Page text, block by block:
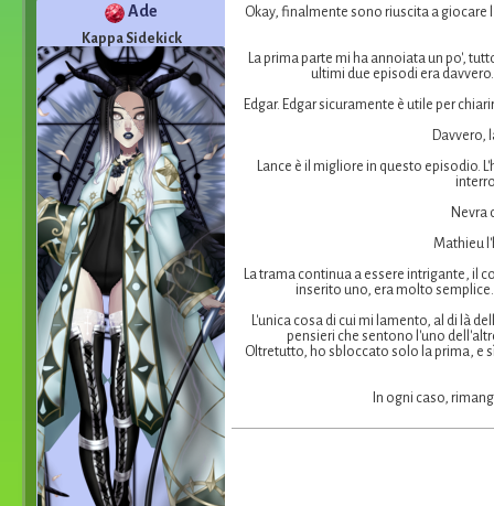
Ade
Kappa Sidekick
Okay, finalmente sono riuscita a
La prima parte mi ha annoiata un po',
ultimi due episodi era
Edgar. Edgar sicuramente è utile per
Davvero,
Lance è il migliore in questo
Nevra
Mathieu
La trama continua a essere intrigante, il
inserito uno, era molto
L'unica cosa di cui mi lamento, al di là
pensieri che sentono l'uno
Oltretutto, ho sbloccato solo la prima, e
In ogni caso,